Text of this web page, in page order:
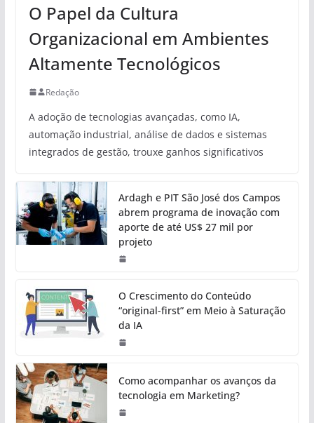
O Papel da Cultura
Organizacional em Ambientes
Altamente Tecnológicos
Redação
A adoção de tecnologias avançadas, como IA,
automação industrial, análise de dados e sistemas
integrados de gestão, trouxe ganhos significativos
Ardagh e PIT São José dos Campos
abrem programa de inovação com
aporte de até US$ 27 mil por
projeto
O Crescimento do Conteúdo
“original-first” em Meio à Saturação
da IA
Como acompanhar os avanços da
tecnologia em Marketing?